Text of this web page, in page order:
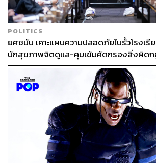
POLITICS
ยศชนัน เคาะแผนความปลอดภัยในรั้วโรงเ
นักสุขภาพจิตดูแล-คุมเข้มคัดกรองสิ่งผิดก